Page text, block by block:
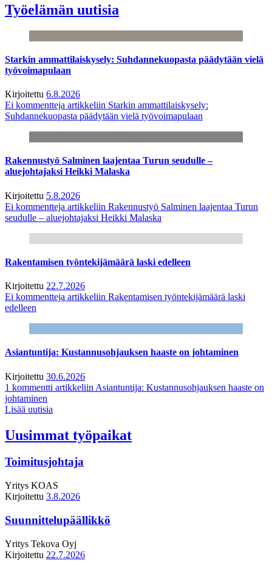
Työelämän uutisia
Starkin ammattilaiskysely: Suhdannekuopasta päädytään vielä
työvoimapulaan
Kirjoitettu 6.8.2026
Ei kommentteja artikkeliin Starkin ammattilaiskysely:
Suhdannekuopasta päädytään vielä työvoimapulaan
Rakennustyö Salminen laajentaa Turun seudulle –
aluejohtajaksi Heikki Malaska
Kirjoitettu 5.8.2026
Ei kommentteja artikkeliin Rakennustyö Salminen laajentaa Turun
seudulle – aluejohtajaksi Heikki Malaska
Rakentamisen työntekijämäärä laski edelleen
Kirjoitettu 22.7.2026
Ei kommentteja artikkeliin Rakentamisen työntekijämäärä laski
edelleen
Asiantuntija: Kustannusohjauksen haaste on johtaminen
Kirjoitettu 30.6.2026
1 kommentti artikkeliin Asiantuntija: Kustannusohjauksen haaste on
johtaminen
Lisää uutisia
Uusimmat työpaikat
Toimitusjohtaja
Yritys KOAS
Kirjoitettu 3.8.2026
Suunnittelupäällikkö
Yritys Tekova Oyj
Kirjoitettu 22.7.2026